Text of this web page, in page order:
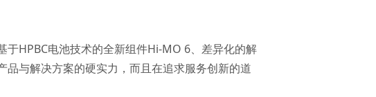
HPBC电池技术的全新组件Hi-MO 6、差异化的解
与解决方案的硬实力，而且在追求服务创新的道